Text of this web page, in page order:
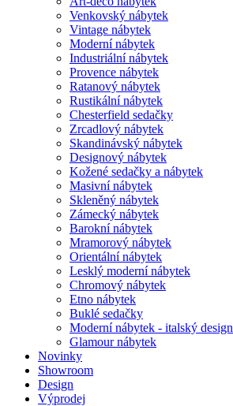
Venkovský nábytek
Vintage nábytek
Moderní nábytek
Industriální nábytek
Provence nábytek
Ratanový nábytek
Rustikální nábytek
Chesterfield sedačky
Zrcadlový nábytek
Skandinávský nábytek
Designový nábytek
Kožené sedačky a nábytek
Masivní nábytek
Skleněný nábytek
Zámecký nábytek
Barokní nábytek
Mramorový nábytek
Orientální nábytek
Lesklý moderní nábytek
Chromový nábytek
Etno nábytek
Buklé sedačky
Moderní nábytek - italský design
Glamour nábytek
Novinky
Showroom
Design
Výprodej